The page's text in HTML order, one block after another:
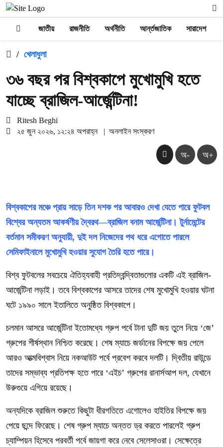
জাতীয় রাজনীতি অর্থনীতি আর্ন্তজাতিক সারাদেশ
/ খেলাধুলা
৩৬ বছর পর বিশ্বকাপে মুখোমুখি হতে
যাচ্ছে ব্রাজিল-আর্জেন্টিনা!
Ritesh Beghi
২৫ জুন ২০২৬, ১২:২৪ অপরাহ্ন
| অনলাইন সংস্করণ
অ- অ+
বিশ্বকাপের মঞ্চে প্রায় সাড়ে তিন দশক পর আবারও দেখা যেতে পারে ফুটবল
বিশ্বের অন্যতম আকর্ষণীয় দ্বৈরথ—ব্রাজিল বনাম আর্জেন্টিনা। টুর্নামেন্টের
বর্তমান সমীকরণ অনুযায়ী, দুই দল নিজেদের পথ ধরে এগোতে পারলে
সেমিফাইনালে মুখোমুখি হওয়ার সুযোগ তৈরি হতে পারে।
বিশ্ব ফুটবলের সবচেয়ে ঐতিহ্যবাহী প্রতিদ্বন্দ্বিতাগুলোর একটি এই ব্রাজিল-
আর্জেন্টিনা লড়াই। তবে বিশ্বকাপের আসরে তাদের শেষ মুখোমুখি হওয়ার ঘটনা
ঘটে ১৯৯০ সালে ইতালিতে অনুষ্ঠিত বিশ্বকাপে।
চলমান আসরে আর্জেন্টিনা ইতোমধ্যে গ্রুপ পর্বে টানা দুটি জয় তুলে নিয়ে ‘জে’
গ্রুপের শীর্ষস্থান নিশ্চিত করেছে। শেষ ম্যাচে জর্ডানের বিপক্ষে জয় পেলে
আরও আত্মবিশ্বাস নিয়ে নকআউট পর্বে প্রবেশ করবে দলটি। দ্বিতীয় রাউন্ডে
তাদের সম্ভাব্য প্রতিপক্ষ হতে পারে ‘এইচ’ গ্রুপের রানার্সআপ দল, যেখানে
উরুগুয়ে এগিয়ে রয়েছে।
অন্যদিকে ব্রাজিল শুরুতে কিছুটা ধীরগতিতে এগোলেও হাইতির বিপক্ষে জয়
পেয়ে ছন্দে ফিরেছে। শেষ গ্রুপ ম্যাচে অন্তত ড্র করতে পারলেই গ্রুপ
চ্যাম্পিয়ন হিসেবে পরবর্তী পর্বে জায়গা করে নেবে সেলেসাওরা। সেক্ষেত্রে